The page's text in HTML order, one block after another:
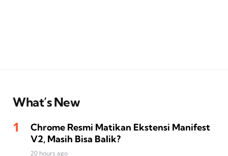
What’s New
Chrome Resmi Matikan Ekstensi Manifest
V2, Masih Bisa Balik?
20 hours ago